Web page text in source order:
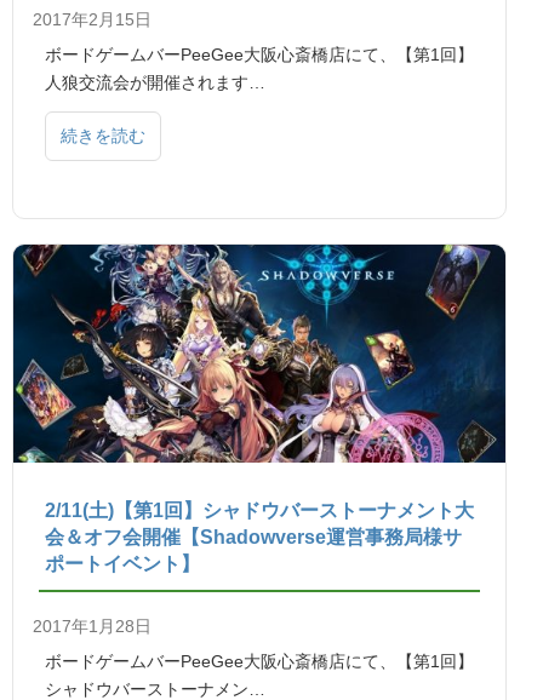
2017年2月15日
ボードゲームバーPeeGee大阪心斎橋店にて、【第1回】
人狼交流会が開催されます…
続きを読む
2/11(土)【第1回】シャドウバーストーナメント大
会＆オフ会開催【Shadowverse運営事務局様サ
ポートイベント】
2017年1月28日
ボードゲームバーPeeGee大阪心斎橋店にて、【第1回】
シャドウバーストーナメン…